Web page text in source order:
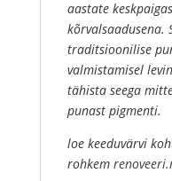
aastate
kõrvalsaadusena.
traditsioonilise
valmistamisel
tähista seega
punast pigmenti.
loe keeduvärvi
rohkem